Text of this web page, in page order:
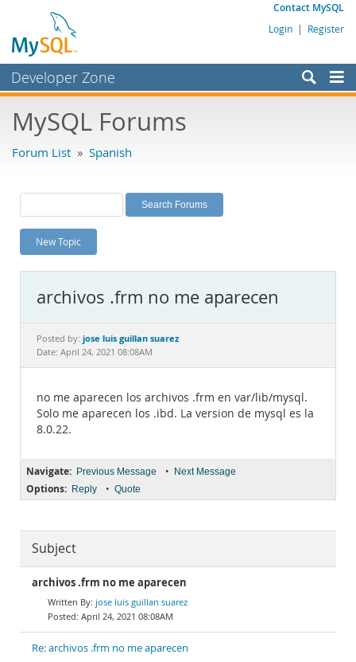
Contact MySQL
Login | Register
Developer Zone
Bugs
Labs
Planet MySQL
News and Events
MySQL.com
Downloads
Documentation
MySQL Forums
Forum List » Spanish
New Topic
archivos .frm no me aparecen
Posted by: jose luis guillan suarez
Date: April 24, 2021 08:08AM
no me aparecen los archivos .frm en var/lib/mysql.
Solo me aparecen los .ibd. La version de mysql es la
8.0.22.
Navigate: Previous Message • Next Message
Options: Reply • Quote
Subject
archivos .frm no me aparecen
jose luis guillan suarez
April 24, 2021 08:08AM
Re: archivos .frm no me aparecen